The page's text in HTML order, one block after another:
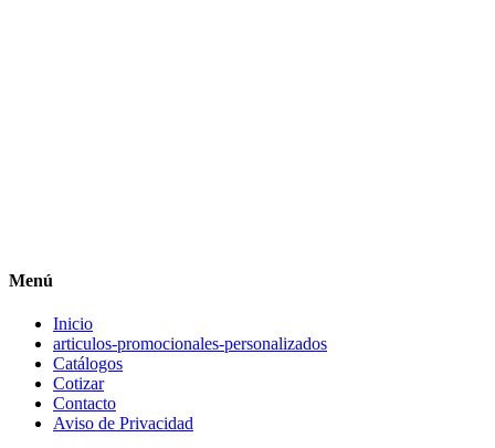
Menú
Inicio
articulos-promocionales-personalizados
Catálogos
Cotizar
Contacto
Aviso de Privacidad